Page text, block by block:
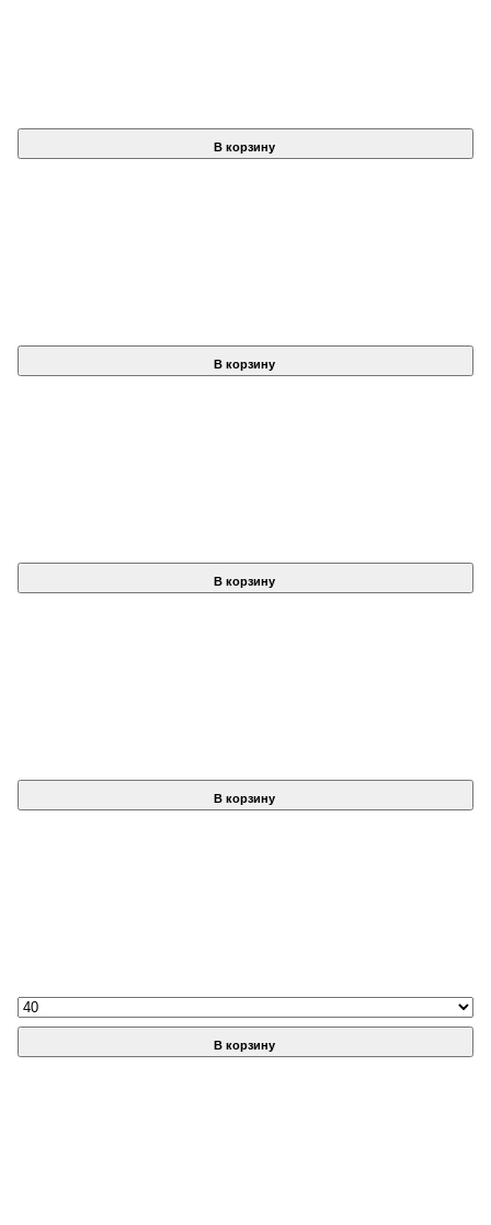
В корзину
В корзину
В корзину
В корзину
В корзину